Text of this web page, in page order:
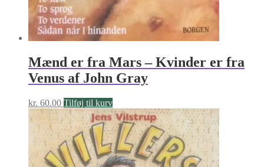
Mænd er fra Mars – Kvinder er fra
Venus af John Gray
kr. 60.00 Tilføj til kurv